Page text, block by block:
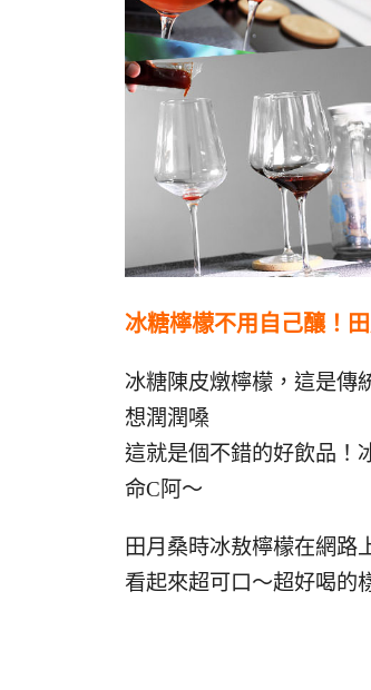
冰糖檸檬不用自己釀！
冰糖陳皮燉檸檬，這是傳
想潤潤嗓
這就是個不錯的好飲品！
命C阿～
田月桑時冰敖檸檬在網路
看起來超可口～超好喝的